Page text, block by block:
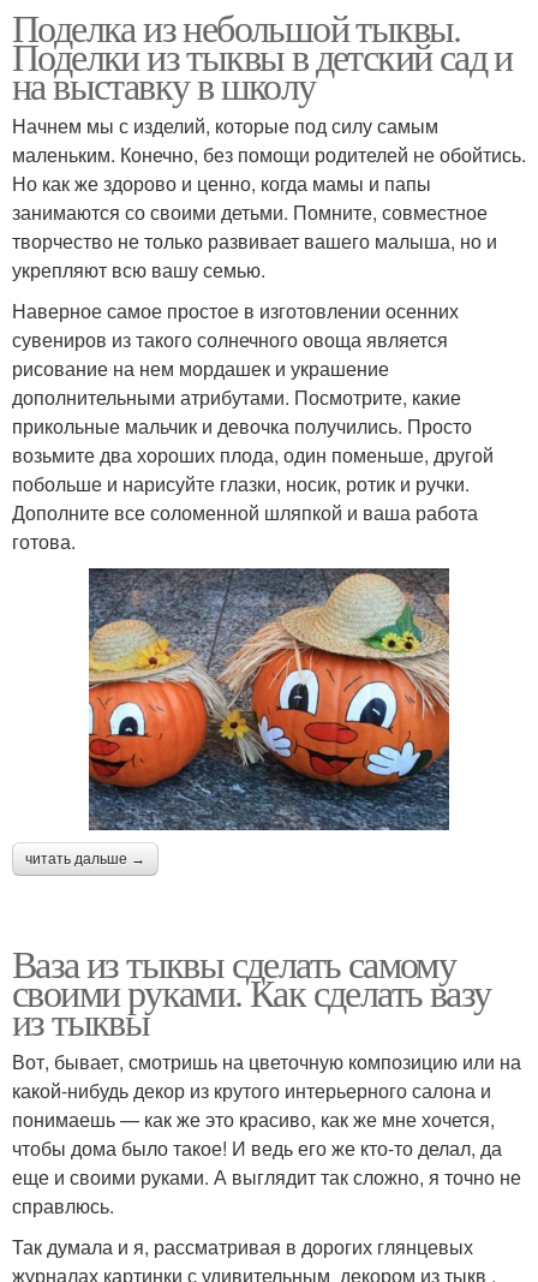
Поделка из небольшой тыквы.
Поделки из тыквы в детский сад и
на выставку в школу
Начнем мы с изделий, которые под силу самым
маленьким. Конечно, без помощи родителей не обойтись.
Но как же здорово и ценно, когда мамы и папы
занимаются со своими детьми. Помните, совместное
творчество не только развивает вашего малыша, но и
укрепляют всю вашу семью.
Наверное самое простое в изготовлении осенних
сувениров из такого солнечного овоща является
рисование на нем мордашек и украшение
дополнительными атрибутами. Посмотрите, какие
прикольные мальчик и девочка получились. Просто
возьмите два хороших плода, один поменьше, другой
побольше и нарисуйте глазки, носик, ротик и ручки.
Дополните все соломенной шляпкой и ваша работа
готова.
читать дальше →
Ваза из тыквы сделать самому
своими руками. Как сделать вазу
из тыквы
Вот, бывает, смотришь на цветочную композицию или на
какой-нибудь декор из крутого интерьерного салона и
понимаешь — как же это красиво, как же мне хочется,
чтобы дома было такое! И ведь его же кто-то делал, да
еще и своими руками. А выглядит так сложно, я точно не
справлюсь.
Так думала и я, рассматривая в дорогих глянцевых
журналах картинки с удивительным декором из тыкв ,